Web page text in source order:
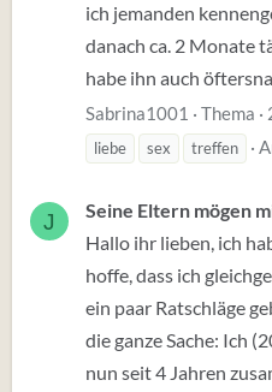
ich jemanden
danach ca. 2 Monate
habe ihn auch
Sabrina1001 Thema
liebe
sex treffen
J
Seine Eltern mögen
Hallo ihr lieben, ich
hoffe, dass ich
ein paar Ratschläge
die ganze Sache: Ich
nun seit 4 Jahren